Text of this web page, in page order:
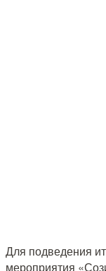
️Для подведения
мероприятия